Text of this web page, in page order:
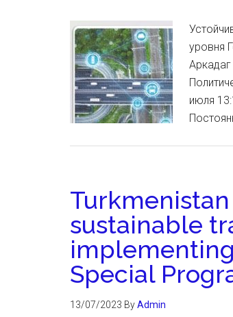
уровня
июля
Turkmenistan
sustainable
Special
13/07/2023 ByAdmin